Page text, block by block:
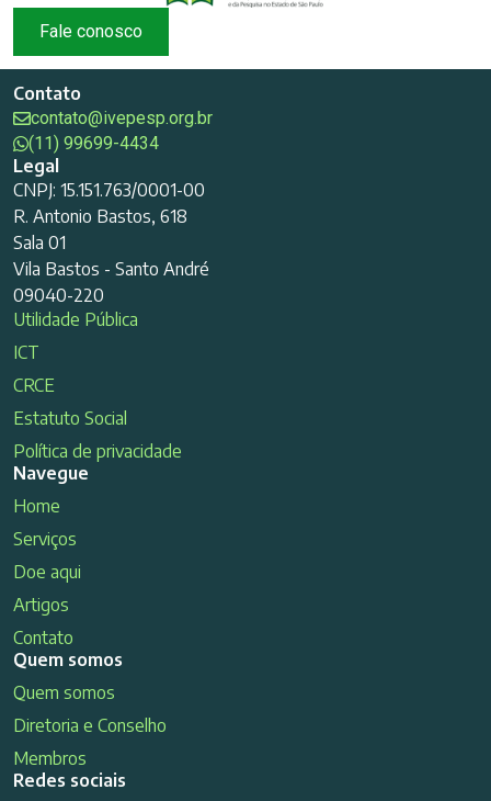
Fale conosco
Contato
contato@ivepesp.org.br
(11) 99699-4434
Legal
CNPJ: 15.151.763/0001-00
R. Antonio Bastos, 618
Sala 01
Vila Bastos - Santo André
09040-220
Utilidade Pública
ICT
CRCE
Estatuto Social
Política de privacidade
Navegue
Home
Serviços
Doe aqui
Artigos
Contato
Quem somos
Quem somos
Diretoria e Conselho
Membros
Redes sociais